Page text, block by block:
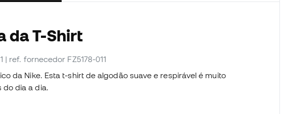
da T-Shirt
| ref. fornecedor FZ5178-011
da Nike. Esta t-shirt de algodão suave e respirável é muito
do dia a dia.